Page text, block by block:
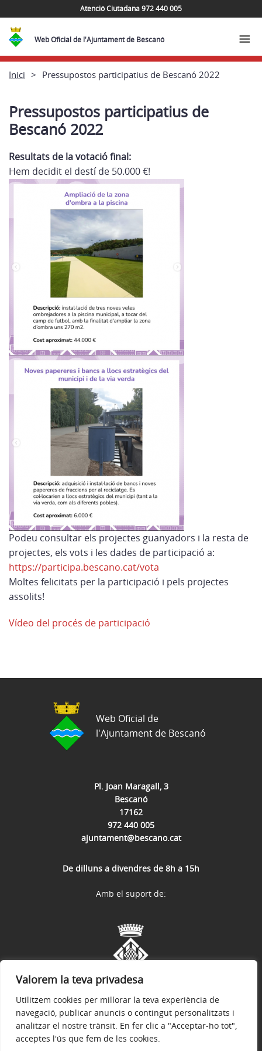
Valorem la teva privadesa
Utilitzem cookies per millorar la teva experiència de
navegació, publicar anuncis o contingut personalitzats i
analitzar el nostre trànsit. En fer clic a "Acceptar-ho tot",
acceptes l'ús que fem de les cookies.
Atenció Ciutadana 972 440 005
Web Oficial de l'Ajuntament de Bescanó
Inici Pressupostos participatius de Bescanó 2022
Pressupostos participatius de
Bescanó 2022
Resultats de la votació final:
Hem decidit el destí de 50.000 €!
Podeu consultar els projectes guanyadors i la resta de
projectes, els vots i les dades de participació a:
https://participa.bescano.cat/vota
Moltes felicitats per la participació i pels projectes
assolits!
Vídeo del procés de participació
Pl. Joan Maragall, 3
Bescanó
17162
972 440 005
ajuntament@bescano.cat
De dilluns a divendres de 8h a 15h
Web Oficial de
l'Ajuntament de Bescanó
Avís legal Política de privacitat
Amb el suport de: